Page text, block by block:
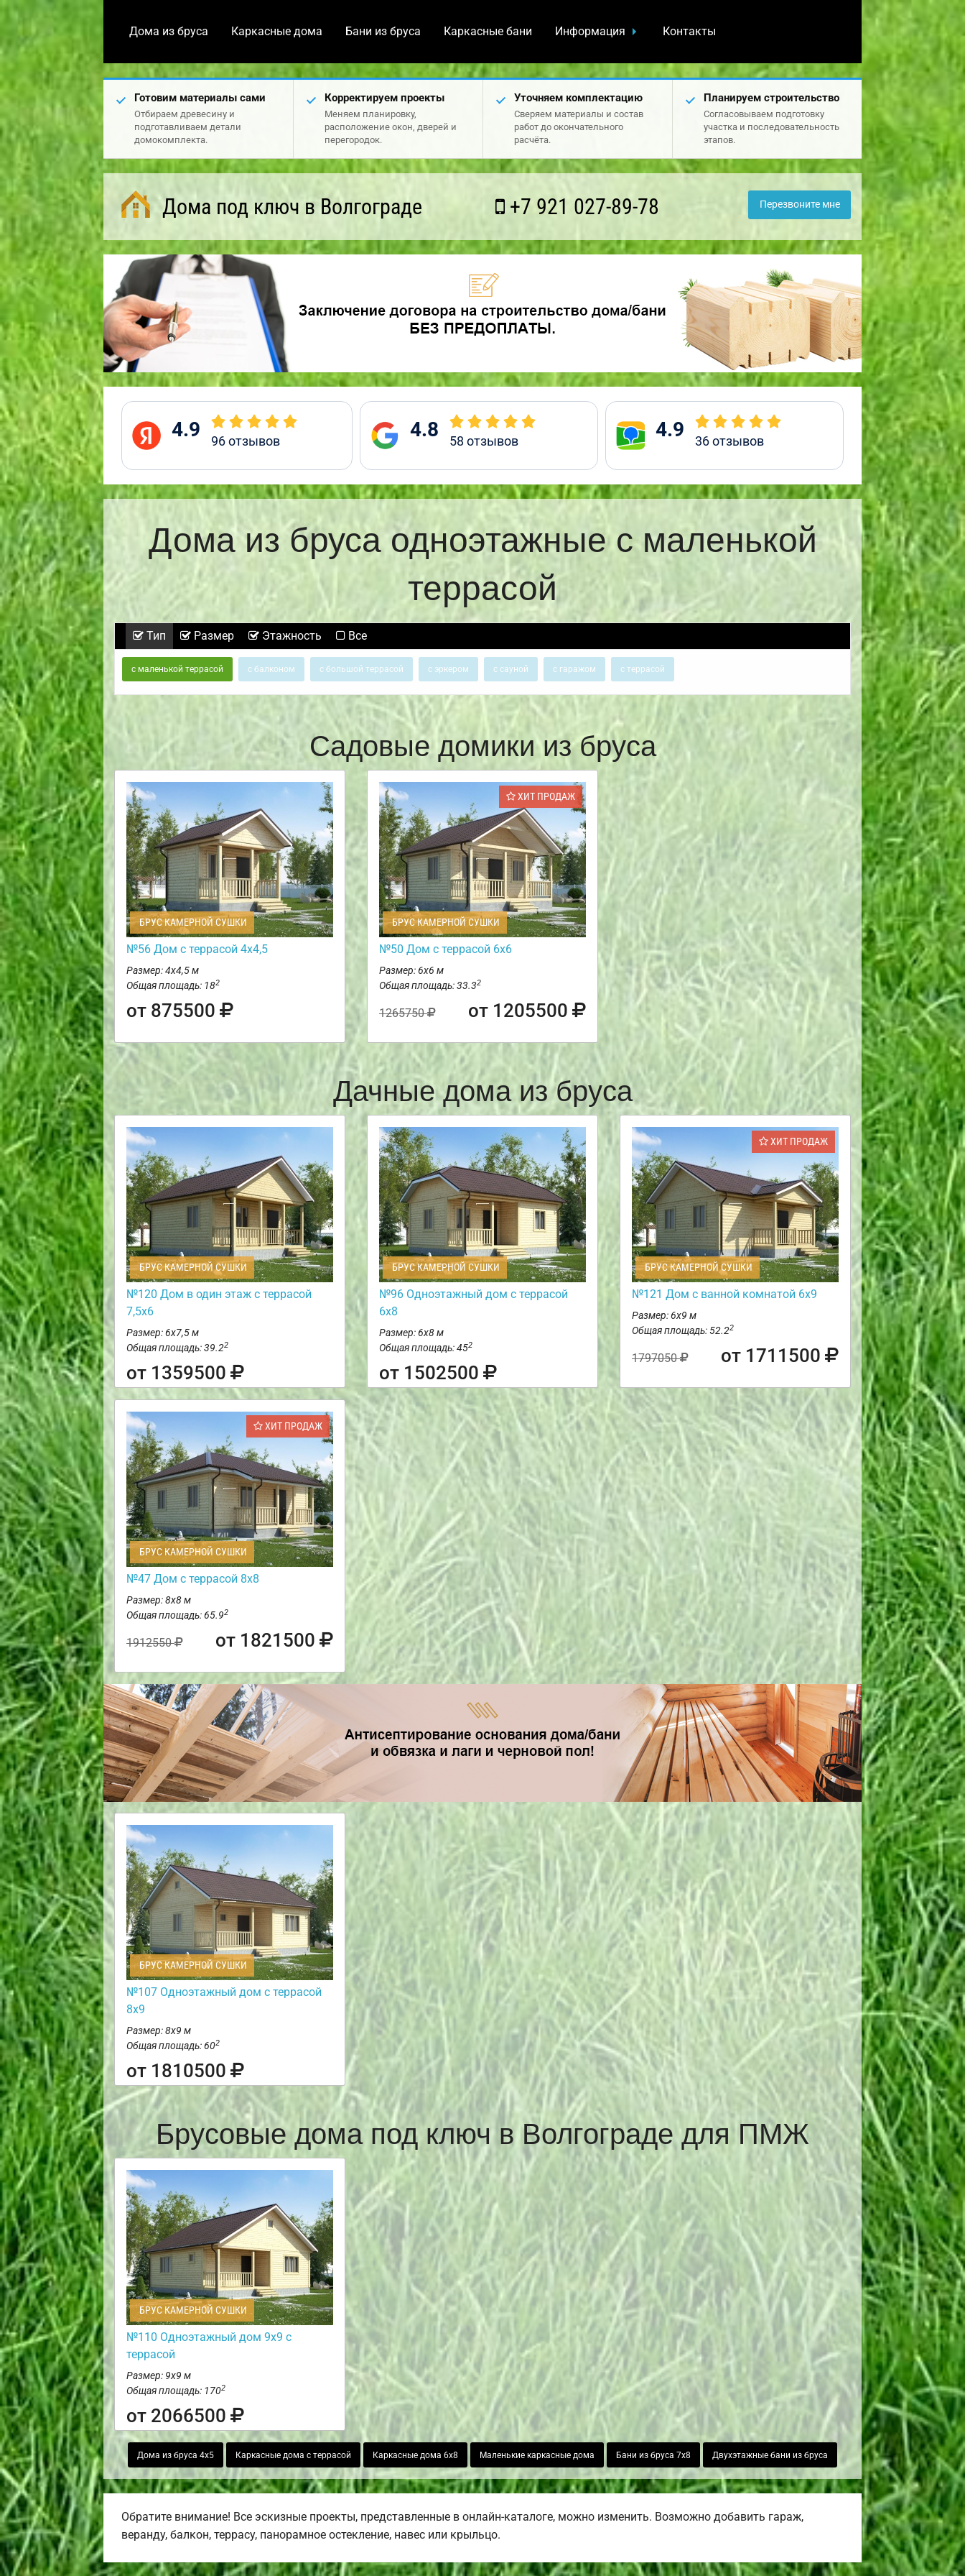
Дома из бруса Каркасные дома Бани из бруса Каркасные бани Информация Контакты
Готовим материалы сами
Отбираем древесину и
подготавливаем детали
домокомплекта.
Корректируем проекты
Меняем планировку,
расположение окон, дверей и
перегородок.
Уточняем комплектацию
Сверяем материалы и состав
работ до окончательного
расчёта.
Планируем строительство
Согласовываем подготовку
участка и последовательность
этапов.
Дома под ключ в Волгограде +7 921 027-89-78 Перезвоните мне
4.9 96отзывов 4.8 58 отзывов 4.9 36отзывов
Дома из бруса одноэтажные с маленькой
террасой
Тип Размер Этажность Все
с маленькой террасой с балконом с большой террасой с эркером с сауной с гаражом с террасой
Садовые домики из бруса
БРУС КАМЕРНОЙ СУШКИ
№56 Дом с террасой 4х4,5
Размер: 4х4,5 м
Общая площадь: 182
от 875500
ХИТ ПРОДАЖ
БРУС КАМЕРНОЙ СУШКИ
№50 Дом с террасой 6х6
Размер: 6х6 м
Общая площадь: 33.32
1265750 от 1205500
Дачные дома из бруса
БРУС КАМЕРНОЙ СУШКИ
№120 Дом в один этаж с террасой
7,5х6
Размер: 6х7,5 м
Общая площадь: 39.22
от 1359500
БРУС КАМЕРНОЙ СУШКИ
№96 Одноэтажный дом с террасой
6х8
Размер: 6х8 м
Общая площадь: 452
от 1502500
ХИТ ПРОДАЖ
БРУС КАМЕРНОЙ СУШКИ
№121 Дом с ванной комнатой 6х9
Размер: 6х9 м
Общая площадь: 52.22
1797050 от 1711500
ХИТ ПРОДАЖ
БРУС КАМЕРНОЙ СУШКИ
№47 Дом с террасой 8х8
Размер: 8х8 м
Общая площадь: 65.92
1912550 от 1821500
БРУС КАМЕРНОЙ СУШКИ
№107 Одноэтажный дом с террасой
8х9
Размер: 8х9 м
Общая площадь: 602
от 1810500
Брусовые дома под ключ в Волгограде для ПМЖ
БРУС КАМЕРНОЙ СУШКИ
№110 Одноэтажный дом 9х9 с
террасой
Размер: 9х9 м
Общая площадь: 1702
от 2066500
Дома из бруса 4х5 Каркасные дома с террасой Каркасные дома 6х8 Маленькие каркасные дома Бани из бруса 7х8 Двухэтажные бани из бруса
Обратите внимание! Все эскизные проекты, представленные в онлайн-каталоге, можно изменить. Возможно добавить гараж,
веранду, балкон, террасу, панорамное остекление, навес или крыльцо.